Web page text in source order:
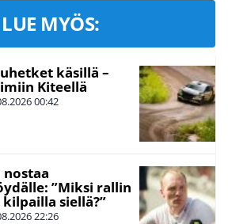
LUE MYÖS:
käsillä –
Kiteellä
00:42
”Miksi rallin
siellä?”
22:26